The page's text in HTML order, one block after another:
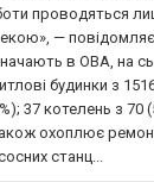
проводяться
—
в ОВА, на
будинки з
37 котелень з 70
охоплює
станц...